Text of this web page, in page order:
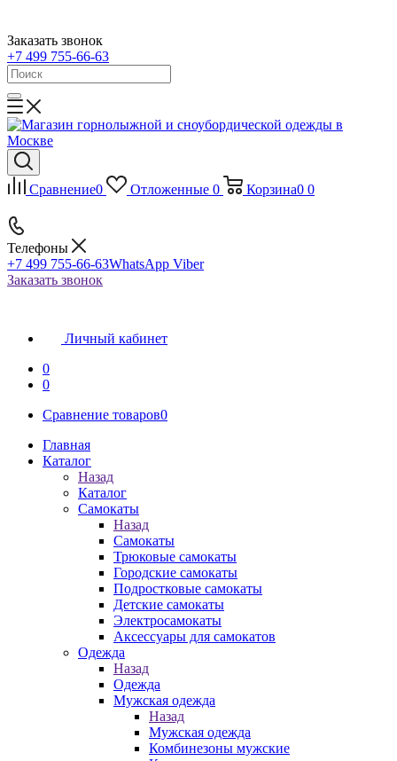
Заказать звонок
+7 499 755-66-63
Сравнение0 Отложенные 0 Корзина0 0
Телефоны
+7 499 755-66-63WhatsApp Viber
Заказать звонок
Личный кабинет
0
0
Сравнение товаров0
Главная
Каталог
Назад
Каталог
Самокаты
Назад
Самокаты
Трюковые самокаты
Городские самокаты
Подростковые самокаты
Детские самокаты
Электросамокаты
Аксессуары для самокатов
Одежда
Назад
Одежда
Мужская одежда
Назад
Мужская одежда
Комбинезоны мужские